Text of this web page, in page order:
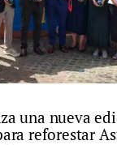
una nueva
reforestar